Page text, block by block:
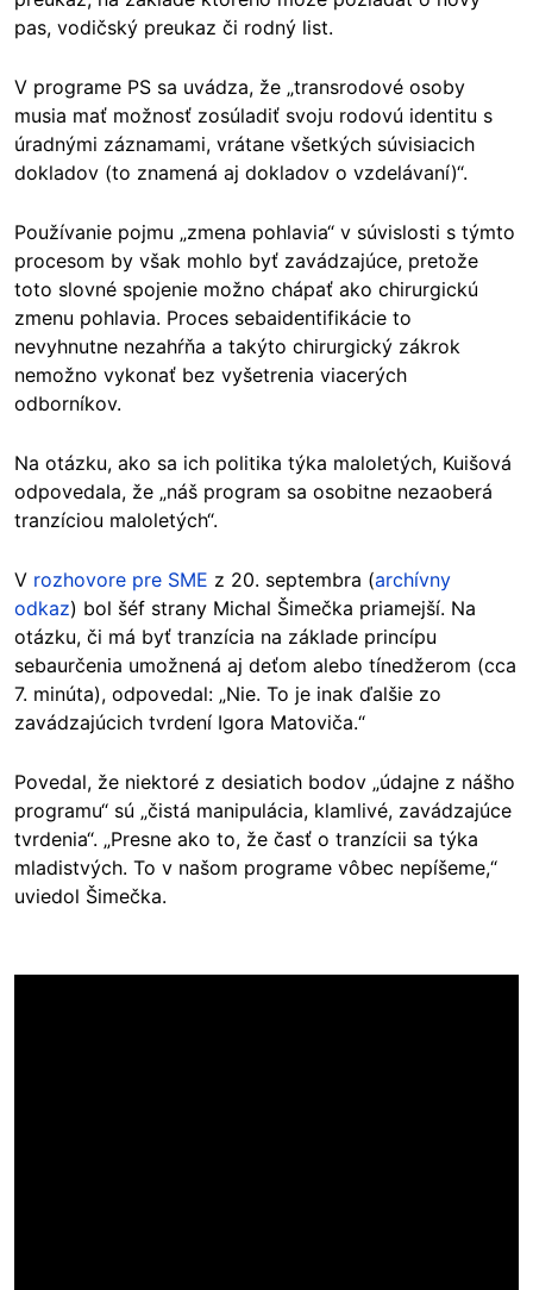
pas, vodičský preukaz či rodný list.
V programe PS sa uvádza, že „transrodové osoby
musia mať možnosť zosúladiť svoju rodovú identitu s
úradnými záznamami, vrátane všetkých súvisiacich
dokladov (to znamená aj dokladov o vzdelávaní)“.
Používanie pojmu „zmena pohlavia“ v súvislosti s týmto
procesom by však mohlo byť zavádzajúce, pretože
toto slovné spojenie možno chápať ako chirurgickú
zmenu pohlavia. Proces sebaidentifikácie to
nevyhnutne nezahŕňa a takýto chirurgický zákrok
nemožno vykonať bez vyšetrenia viacerých
odborníkov.
Na otázku, ako sa ich politika týka maloletých, Kuišová
odpovedala, že „náš program sa osobitne nezaoberá
tranzíciou maloletých“.
V rozhovore pre SME z 20. septembra (archívny
odkaz) bol šéf strany Michal Šimečka priamejší. Na
otázku, či má byť tranzícia na základe princípu
sebaurčenia umožnená aj deťom alebo tínedžerom (cca
7. minúta), odpovedal: „Nie. To je inak ďalšie zo
zavádzajúcich tvrdení Igora Matoviča.“
Povedal, že niektoré z desiatich bodov „údajne z nášho
programu“ sú „čistá manipulácia, klamlivé, zavádzajúce
tvrdenia“. „Presne ako to, že časť o tranzícii sa týka
mladistvých. To v našom programe vôbec nepíšeme,“
uviedol Šimečka.